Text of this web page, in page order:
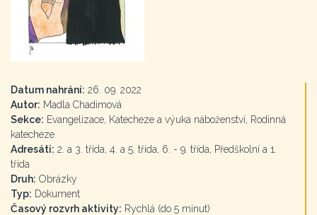
Datum nahrání: 26. 09. 2022
Autor: Madla Chadimová
Sekce: Evangelizace, Katecheze a výuka náboženství, Rodinná
katecheze
Adresáti: 2. a 3. třída, 4. a 5. třída, 6. - 9. třída, Předškolní a 1.
třída
Druh: Obrázky
Typ: Dokument
Časový rozvrh aktivity: Rychlá (do 5 minut)